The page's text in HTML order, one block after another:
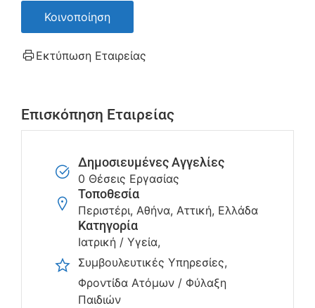
Κοινοποίηση
Εκτύπωση Εταιρείας
Επισκόπηση Εταιρείας
Δημοσιευμένες Αγγελίες
0 Θέσεις Εργασίας
Τοποθεσία
Περιστέρι, Αθήνα, Αττική, Ελλάδα
Κατηγορία
Ιατρική / Υγεία
Συμβουλευτικές Υπηρεσίες
Φροντίδα Ατόμων / Φύλαξη
Παιδιών